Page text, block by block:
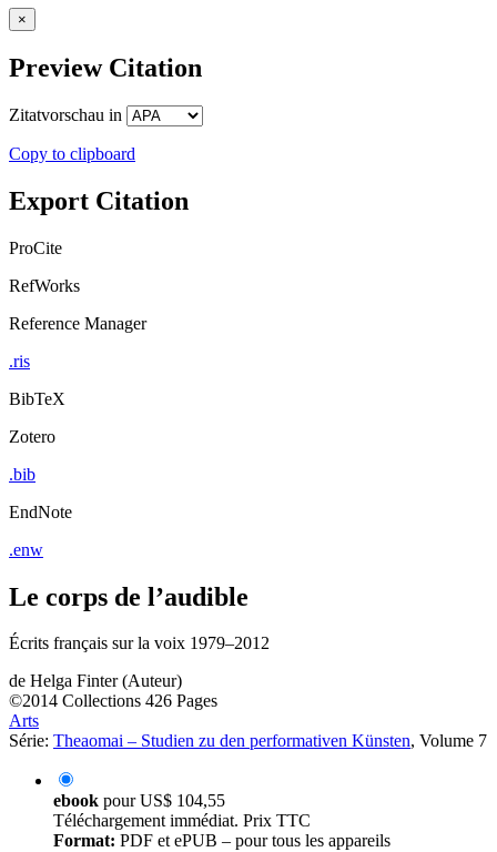
×
Preview Citation
Zitatvorschau in
Copy to clipboard
Export Citation
ProCite
RefWorks
Reference Manager
.ris
BibTeX
Zotero
.bib
EndNote
.enw
Le corps de l’audible
Écrits français sur la voix 1979–2012
de Helga Finter (Auteur)
©2014 Collections 426 Pages
Arts
Série: Theaomai – Studien zu den performativen Künsten, Volume 7
ebook pourUS$ 104,55
Téléchargement immédiat. Prix TTC
Format: PDF et ePUB – pour tous les appareils